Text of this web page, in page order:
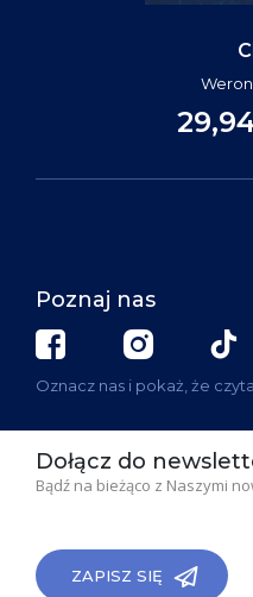
Poznaj nas
Oznacz nas i pokaż, że
Dołącz do
Bądź na bieżąco z Naszymi
ZAPISZ SIĘ